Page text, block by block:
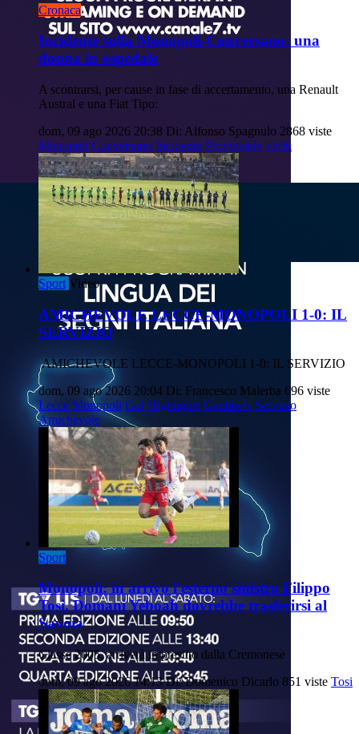
Cronaca
Incidente sulla Monopoli-Conversano: una
donna in ospedale
A scontrarsi, per cause in fase di accertamento, una Renault
Austral e una Fiat Tipo:
dom, 09 ago 2026 20:38 Di: Alfonso Spagnulo 2868 viste
Monopoli Conversano Incidente Provinciale Feriti
Sport Video
AMICHEVOLE LECCE-MONOPOLI 1-0: IL
SERVIZIO
AMICHEVOLE LECCE-MONOPOLI 1-0: IL SERVIZIO
dom, 09 ago 2026 20:04 Di: Francesco Malerba 696 viste
Lecce Monopoli Gol Highlights Geubbels Servizio
Amichevole
Sport
Monopoli: in arrivo l'esterno sinistro Filippo
Tosi. Domani Yeboah dovrebbe trasferirsi al
Savoia
Classe 2005, arriverà in prestito dalla Cremonese
dom, 09 ago 2026 14:13 Di: Domenico Dicarlo 851 viste Tosi